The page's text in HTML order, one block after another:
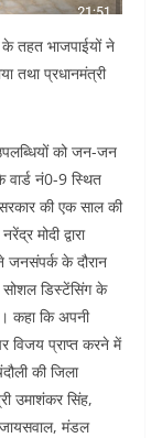
के तहत भाजपाईयों ने
तथा प्रधानमंत्री
को जन-जन
वार्ड नं0-9 स्थित
की एक साल की
मोदी द्वारा
जनसंपर्क के दौरान
डिस्टेंसिंग के
कहा कि अपनी
विजय प्राप्त करने में
की जिला
उमाशंकर सिंह,
जायसवाल, मंडल